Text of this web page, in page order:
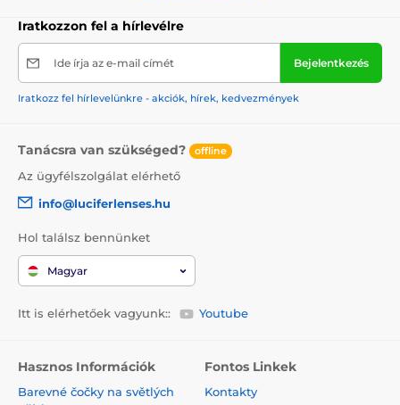
Iratkozzon fel a hírlevélre
Ide írja az e-mail címét Bejelentkezés
Iratkozz fel hírlevelünkre - akciók, hírek, kedvezmények
Tanácsra van szükséged? offline
Az ügyfélszolgálat elérhető
info@luciferlenses.hu
Hol találsz bennünket
Magyar
Itt is elérhetőek vagyunk:: Youtube
Hasznos Információk
Barevné čočky na světlých
Fontos Linkek
Kontakty